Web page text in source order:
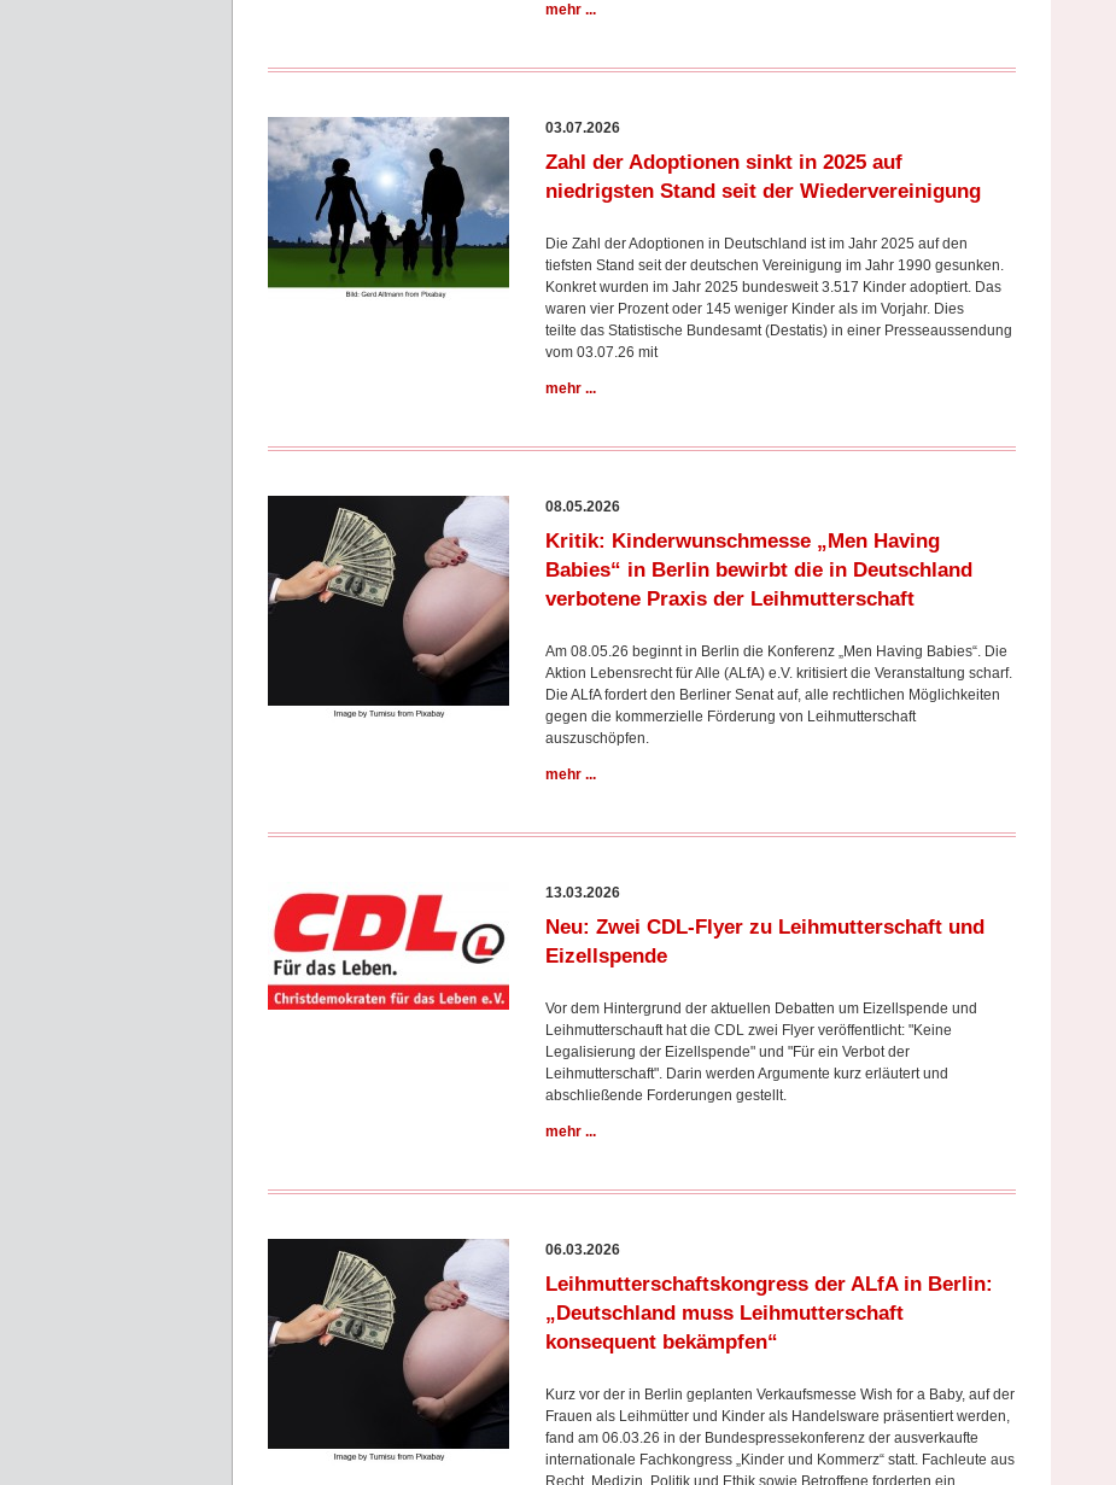
mehr ...
03.07.2026
Zahl der Adoptionen sinkt in 2025 auf
niedrigsten Stand seit der Wiedervereinigung
Die Zahl der Adoptionen in Deutschland ist im Jahr 2025 auf den
tiefsten Stand seit der deutschen Vereinigung im Jahr 1990 gesunken.
Konkret wurden im Jahr 2025 bundesweit 3.517 Kinder adoptiert. Das
waren vier Prozent oder 145 weniger Kinder als im Vorjahr. Dies
teilte das Statistische Bundesamt (Destatis) in einer Presseaussendung
vom 03.07.26 mit
mehr ...
08.05.2026
Kritik: Kinderwunschmesse „Men Having
Babies“ in Berlin bewirbt die in Deutschland
verbotene Praxis der Leihmutterschaft
Am 08.05.26 beginnt in Berlin die Konferenz „Men Having Babies“. Die
Aktion Lebensrecht für Alle (ALfA) e.V. kritisiert die Veranstaltung scharf.
Die ALfA fordert den Berliner Senat auf, alle rechtlichen Möglichkeiten
gegen die kommerzielle Förderung von Leihmutterschaft
auszuschöpfen.
mehr ...
13.03.2026
Neu: Zwei CDL-Flyer zu Leihmutterschaft und
Eizellspende
Vor dem Hintergrund der aktuellen Debatten um Eizellspende und
Leihmutterschauft hat die CDL zwei Flyer veröffentlicht: "Keine
Legalisierung der Eizellspende" und "Für ein Verbot der
Leihmutterschaft". Darin werden Argumente kurz erläutert und
abschließende Forderungen gestellt.
mehr ...
06.03.2026
Leihmutterschaftskongress der ALfA in Berlin:
„Deutschland muss Leihmutterschaft
konsequent bekämpfen“
Kurz vor der in Berlin geplanten Verkaufsmesse Wish for a Baby, auf der
Frauen als Leihmütter und Kinder als Handelsware präsentiert werden,
fand am 06.03.26 in der Bundespressekonferenz der ausverkaufte
internationale Fachkongress „Kinder und Kommerz“ statt. Fachleute aus
Recht, Medizin, Politik und Ethik sowie Betroffene forderten ein